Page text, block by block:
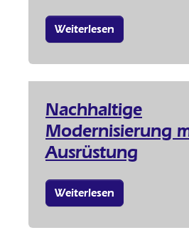
Weiterlesen
Nachhaltige
Modernisierung
Ausrüstung
Weiterlesen